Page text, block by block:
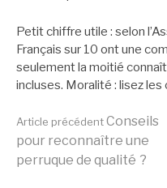
Petit chiffre utile : selon
Français sur 10 ont une
seulement la moitié
incluses. Moralité : lisez les
Lire
Article précédentConseils
pour reconnaître une
perruque de qualité ?